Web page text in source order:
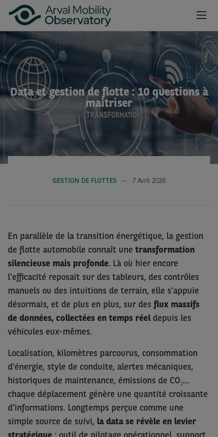
Aller au contenu principal
Data et gestion de flotte : 10 questions à
maîtriser
GESTION DE FLOTTES 7 Avril 2026
En parallèle de la transition énergétique, la gestion
de flotte automobile connaît une transformation
silencieuse mais profonde. Là où hier encore
l’efficacité reposait sur des tableurs, des contrôles
manuels ou des intuitions de terrain, elle s’appuie
désormais, et de plus en plus, sur des flux massifs
de données, collectées en temps réeldepuis les
véhicules eux-mêmes.
Localisation, kilomètres parcourus, consommation
d’énergie, style de conduite, alertes mécaniques,
historiques de maintenance, émissions de CO₂…
chaque déplacement génère une quantité croissante
d’informations. Longtemps perçue comme une
simple source de suivi, la data se révèle en levier
stratégique : outil de pilotage opérationnel, support
NEWSROOM
CAHIERS
BAROMÈTRES
INSCRIPTION NEWSLETTER